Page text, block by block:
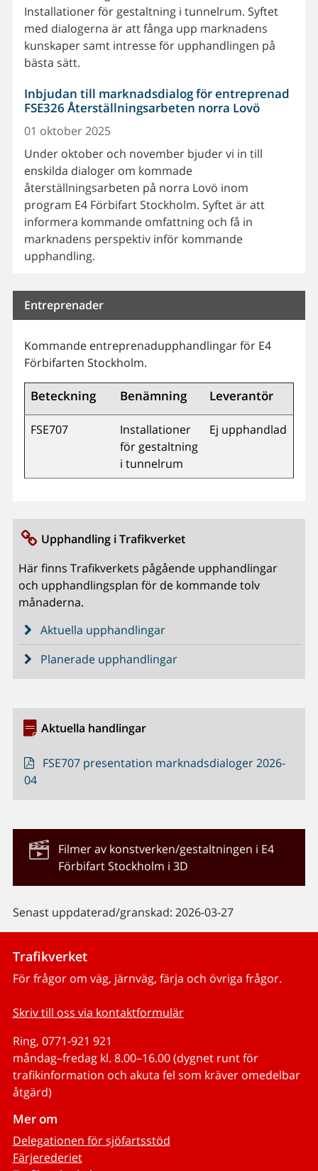
Installationer för gestaltning i tunnelrum. Syftet
med dialogerna är att fånga upp marknadens
kunskaper samt intresse för upphandlingen på
bästa sätt.
Inbjudan till marknadsdialog för entreprenad
FSE326 Återställningsarbeten norra Lovö
01 oktober 2025
Under oktober och november bjuder vi in till
enskilda dialoger om kommade
återställningsarbeten på norra Lovö inom
program E4 Förbifart Stockholm. Syftet är att
informera kommande omfattning och få in
marknadens perspektiv inför kommande
upphandling.
Entreprenader
Kommande entreprenadupphandlingar för E4
Förbifarten Stockholm.
Beteckning Benämning Leverantör
FSE707
Installationer
för gestaltning
i tunnelrum
Ej upphandlad
Upphandling i Trafikverket
Här finns Trafikverkets pågående upphandlingar
och upphandlingsplan för de kommande tolv
månaderna.
Aktuella upphandlingar
Planerade upphandlingar
Aktuella handlingar
FSE707 presentation marknadsdialoger 2026-
04
Filmer av konstverken/gestaltningen i E4
Förbifart Stockholm i 3D
Senast uppdaterad/granskad: 2026-03-27
Trafikverket
För frågor om väg, järnväg, färja och övriga frågor.
Skriv till oss via kontaktformulär
Ring, 0771-921 921
måndag–fredag kl. 8.00–16.00 (dygnet runt för
trafikinformation och akuta fel som kräver omedelbar
åtgärd)
Mer om
Delegationen för sjöfartsstöd
Färjerederiet